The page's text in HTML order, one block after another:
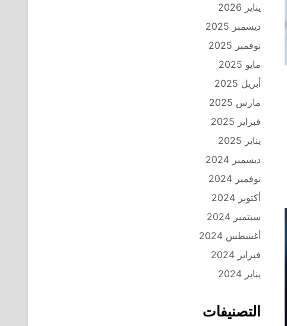
يناير 2026
ديسمبر 2025
نوفمبر 2025
مايو 2025
أبريل 2025
مارس 2025
فبراير 2025
يناير 2025
ديسمبر 2024
نوفمبر 2024
أكتوبر 2024
سبتمبر 2024
أغسطس 2024
فبراير 2024
يناير 2024
التصنيفات